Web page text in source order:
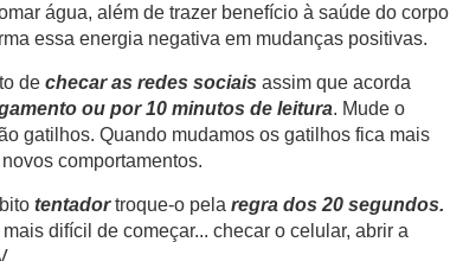
água, além de trazer benefício à saúde do corpo
essa energia negativa em mudanças positivas.
de checar as redes sociais assim que acorda
ou por 10 minutos de leitura. Mude o
gatilhos. Quando mudamos os gatilhos fica mais
comportamentos.
tentadortroque-o pela regra dos 20 segundos.
difícil de começar... checar o celular, abrir a